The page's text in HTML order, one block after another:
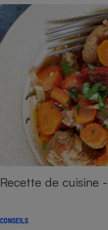
Recette de cuisine
CONSEILS